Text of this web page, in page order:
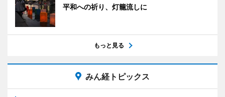
平和への祈り、灯籠流しに
もっと見る
みん経トピックス